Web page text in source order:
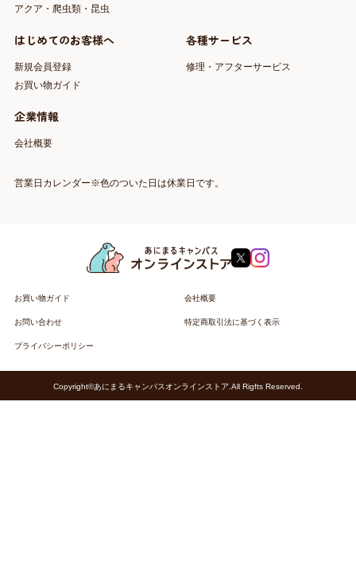
アクア・爬虫類・昆虫
はじめてのお客様へ
新規会員登録
お買い物ガイド
各種サービス
修理・アフターサービス
企業情報
会社概要
営業日カレンダー※色のついた日は休業日です。
お買い物ガイド 会社概要
お問い合わせ 特定商取引法に基づく表示
プライバシーポリシー
Copyright©あにまるキャンパスオンラインストア.All Rigfts Reserved.